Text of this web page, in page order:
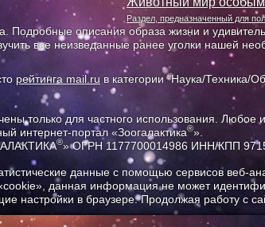
Раздел, предназначенный для
Подробные описания образа жизни и
все неизведанные ранее уголки нашей
рейтинга mail.ru в категории "Наука/Техника/
только для частного использования. Любое
интернет-портал «Зоогалактика®».
®» ОГРН 1177700014986 ИНН/КПП
данные с помощью сервисов веб-
данная информация не может
настройки в браузере. Продолжая работу с